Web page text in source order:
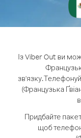
Із Viber Out ви
зв'язку.
(Французька
Придбайте
щоб